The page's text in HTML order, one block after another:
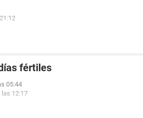
fértiles
05:44
las 12:17